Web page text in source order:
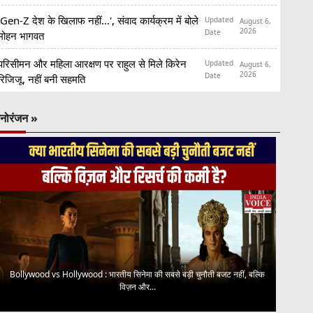
Z देश के खिलाफ नहीं...', संवाद कार्यक्रम में बोले
भागवत
Updated
Date
August 6,
2026
और महिला आरक्षण पर राहुल से मिले किरेन
नहीं बनी सहमति
Updated
Date
August 6,
2026
»
Bollywood vs Hollywood : भारतीय सिनेमा की सबसे बड़ी चुनौती बजट नहीं, बल्कि
विज़न और...